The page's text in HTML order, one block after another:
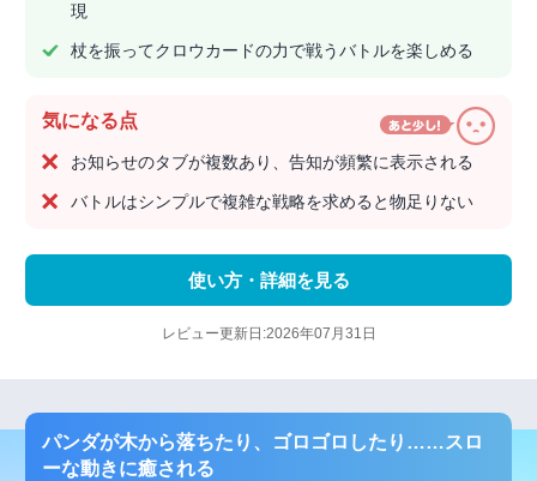
現
杖を振ってクロウカードの力で戦うバトルを楽しめる
気になる点
お知らせのタブが複数あり、告知が頻繁に表示される
バトルはシンプルで複雑な戦略を求めると物足りない
使い方・詳細を見る
レビュー更新日:2026年07月31日
パンダが木から落ちたり、ゴロゴロしたり……スロ
ーな動きに癒される